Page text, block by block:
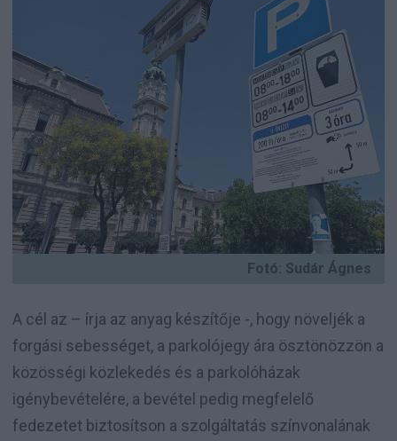
Fotó: Sudár Ágnes
A cél az – írja az anyag készítője -, hogy növeljék a
forgási sebességet, a parkolójegy ára ösztönözzön a
közösségi közlekedés és a parkolóházak
igénybevételére, a bevétel pedig megfelelő
fedezetet biztosítson a szolgáltatás színvonalának